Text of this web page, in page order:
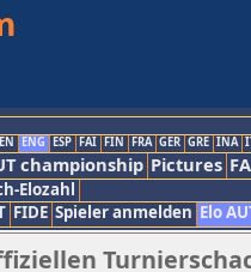
ENG ESP FAI FIN FRA GER GRE INA
championship Pictures
Elozahl
FIDE Spieler anmelden Elo